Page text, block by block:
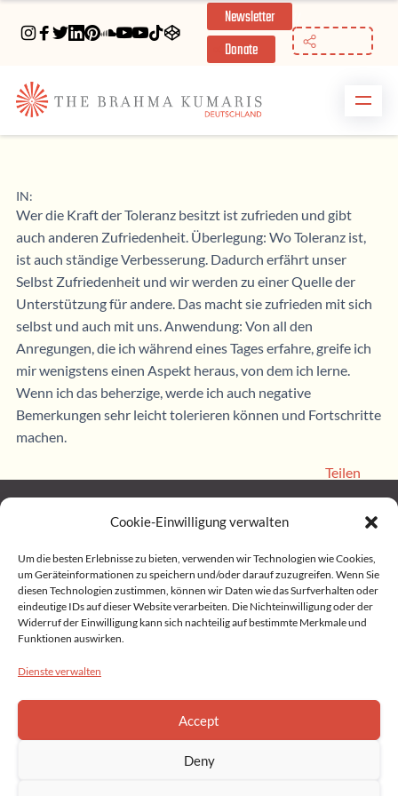
Cookie-Einwilligung verwalten
Um die besten Erlebnisse zu bieten, verwenden wir Technologien wie Cookies,
um Geräteinformationen zu speichern und/oder darauf zuzugreifen. Wenn Sie
diesen Technologien zustimmen, können wir Daten wie das Surfverhalten oder
eindeutige IDs auf dieser Website verarbeiten. Die Nichteinwilligung oder der
Widerruf der Einwilligung kann sich nachteilig auf bestimmte Merkmale und
Funktionen auswirken.
Dienste verwalten
Accept
Deny
Newsletter
Donate
IN:
Wer die Kraft der Toleranz besitzt ist zufrieden und gibt
auch anderen Zufriedenheit. Überlegung: Wo Toleranz ist,
ist auch ständige Verbesserung. Dadurch erfährt unser
Selbst Zufriedenheit und wir werden zu einer Quelle der
Unterstützung für andere. Das macht sie zufrieden mit sich
selbst und auch mit uns. Anwendung: Von all den
Anregungen, die ich während eines Tages erfahre, greife ich
mir wenigstens einen Aspekt heraus, von dem ich lerne.
Wenn ich das beherzige, werde ich auch negative
Bemerkungen sehr leicht tolerieren können und Fortschritte
machen.
Teilen
Home
Impressum
Cookie Policy (EU)